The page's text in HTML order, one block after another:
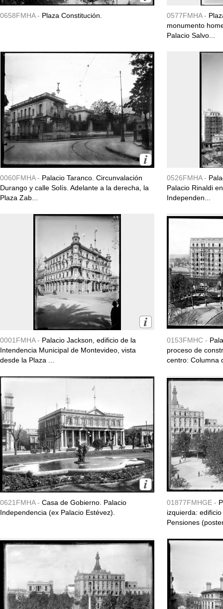
0658FMHA - Plaza Constitución. 0577FMHA -
monumento
Palacio Salvo...
0060FMHA - Palacio Taranco. Circunvalación
Durango y calle Solís. Adelante a la derecha, la
Plaza Zab...
0526FMHA -
Palacio Rinaldi
Independen...
0001FMHA - Palacio Jackson, edificio de la
Intendencia Municipal de Montevideo, vista
desde la Plaza ...
0153FMHC -
proceso de
centro: Columna
0621FMHA - Casa de Gobierno. Palacio
Independencia (ex Palacio Estévez).
01877FMHGE -
izquierda:
Pensiones